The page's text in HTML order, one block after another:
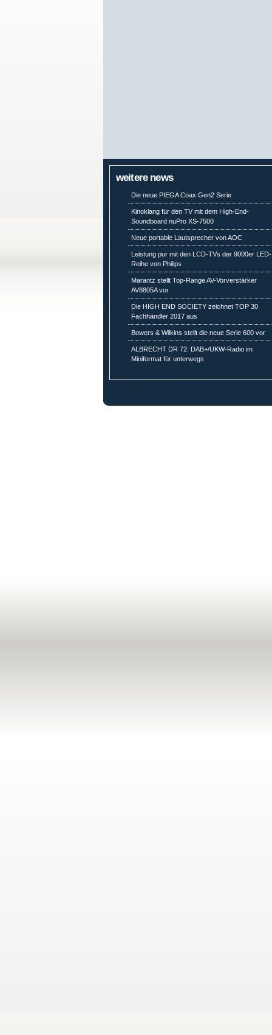
weitere news
Die neue PIEGA Coax Gen2 Serie
Kinoklang für den TV mit dem High-End-
Soundboard nuPro XS-7500
Neue portable Lautsprecher von AOC
Leistung pur mit den LCD-TVs der 9000er LED-
Reihe von Philips
Marantz stellt Top-Range AV-Vorverstärker
AV8805A vor
Die HIGH END SOCIETY zeichnet TOP 30
Fachhändler 2017 aus
Bowers & Wilkins stellt die neue Serie 600 vor
ALBRECHT DR 72: DAB+/UKW-Radio im
Miniformat für unterwegs